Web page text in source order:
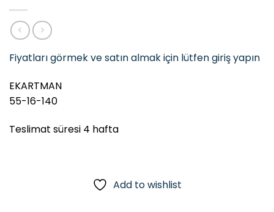
Fiyatları görmek ve satın almak için lütfen giriş yapın
EKARTMAN
55-16-140
Teslimat süresi 4 hafta
Add to wishlist